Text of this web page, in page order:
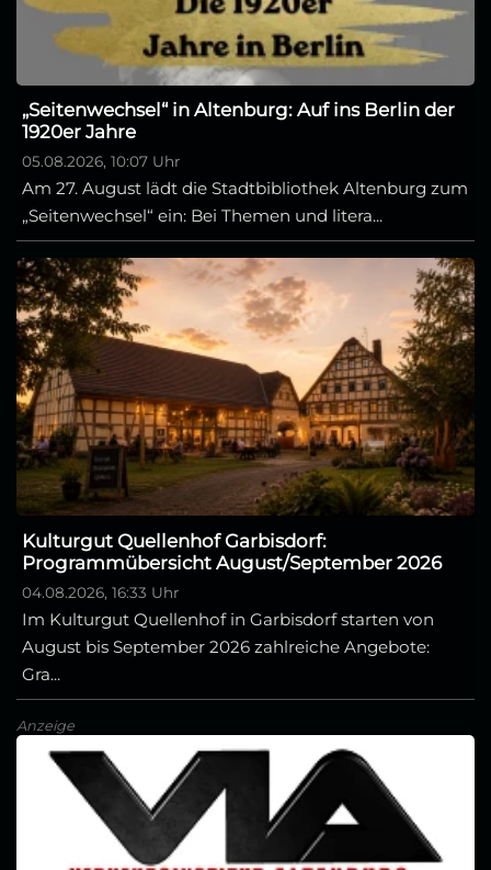
„Seitenwechsel“ in Altenburg: Auf ins Berlin der
1920er Jahre
05.08.2026, 10:07 Uhr
Am 27. August lädt die Stadtbibliothek Altenburg zum
„Seitenwechsel“ ein: Bei Themen und litera...
Kulturgut Quellenhof Garbisdorf:
Programmübersicht August/September 2026
04.08.2026, 16:33 Uhr
Im Kulturgut Quellenhof in Garbisdorf starten von
August bis September 2026 zahlreiche Angebote:
Gra...
Anzeige